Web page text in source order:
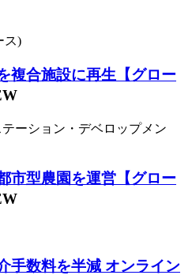
ス)
複合施設に再生【グロー
ーション・デベロップメン
市型農園を運営【グロー
手数料を半減 オンライン